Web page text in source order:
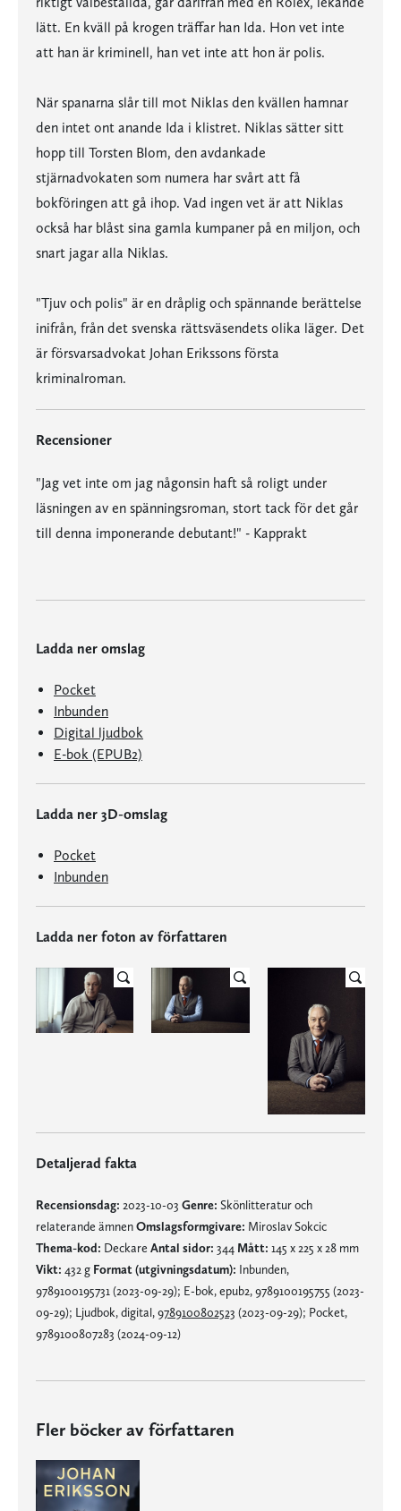
lätt. En kväll på krogen träffar han Ida. Hon vet inte
att han är kriminell, han vet inte att hon är polis.
När spanarna slår till mot Niklas den kvällen hamnar
den intet ont anande Ida i klistret. Niklas sätter sitt
hopp till Torsten Blom, den avdankade
stjärnadvokaten som numera har svårt att få
bokföringen att gå ihop. Vad ingen vet är att Niklas
också har blåst sina gamla kumpaner på en miljon, och
snart jagar alla Niklas.
"Tjuv och polis" är en dråplig och spännande berättelse
inifrån, från det svenska rättsväsendets olika läger. Det
är försvarsadvokat Johan Erikssons första
kriminalroman.
Recensioner
"Jag vet inte om jag någonsin haft så roligt under
läsningen av en spänningsroman, stort tack för det går
till denna imponerande debutant!" - Kapprakt
Ladda ner omslag
Pocket
Inbunden
Digital ljudbok
E-bok (EPUB2)
Ladda ner 3D-omslag
Pocket
Inbunden
Ladda ner foton av författaren
Detaljerad fakta
Recensionsdag: 2023-10-03 Genre: Skönlitteratur och
relaterande ämnenOmslagsformgivare: Miroslav Sokcic
Thema-kod: Deckare Antal sidor: 344 Mått: 145 x 225 x 28 mm
Vikt: 432 g Format (utgivningsdatum): Inbunden,
9789100195731 (2023-09-29); E-bok, epub2, 9789100195755 (2023-
09-29); Ljudbok, digital,9789100802523 (2023-09-29); Pocket,
9789100807283 (2024-09-12)
Fler böcker av författaren